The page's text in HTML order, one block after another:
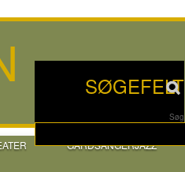
SØGEFELT
Søg
GÅRDSANGERJAZZ